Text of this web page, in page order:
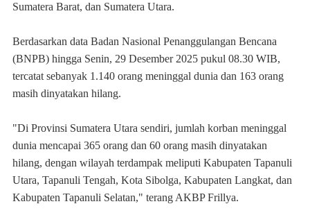
Sumatera Barat, dan Sumatera Utara.
Berdasarkan data Badan Nasional Penanggulangan Bencana
(BNPB) hingga Senin, 29 Desember 2025 pukul 08.30 WIB,
tercatat sebanyak 1.140 orang meninggal dunia dan 163 orang
masih dinyatakan hilang.
"Di Provinsi Sumatera Utara sendiri, jumlah korban meninggal
dunia mencapai 365 orang dan 60 orang masih dinyatakan
hilang, dengan wilayah terdampak meliputi Kabupaten Tapanuli
Utara, Tapanuli Tengah, Kota Sibolga, Kabupaten Langkat, dan
Kabupaten Tapanuli Selatan," terang AKBP Frillya.